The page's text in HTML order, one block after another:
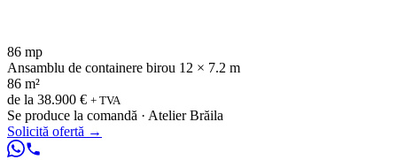
86 mp
Ansamblu de containere birou 12 × 7.2 m
86 m²
de la 38.900 € + TVA
Se produce la comandă · Atelier Brăila
Solicită ofertă →